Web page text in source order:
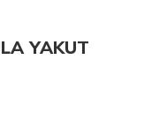
YAKUT